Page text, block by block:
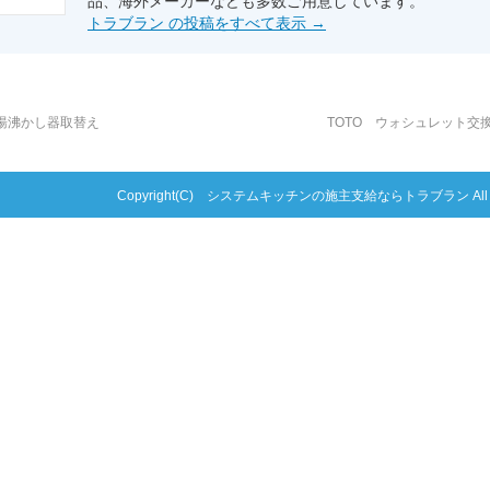
トラブラン の投稿をすべて表示 →
沸かし器取替え TOTO ウォシュレット交
Copyright(C) システムキッチンの施主支給ならトラブラン